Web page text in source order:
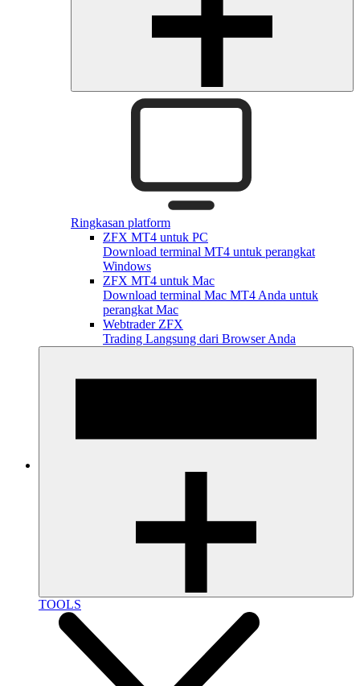
Ringkasan platform
ZFX MT4 untuk PC
Download terminal MT4 untuk perangkat
Windows
ZFX MT4 untuk Mac
Download terminal Mac MT4 Anda untuk
perangkat Mac
Webtrader ZFX
Trading Langsung dari Browser Anda
TOOLS